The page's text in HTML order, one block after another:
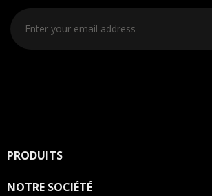
PRODUITS
NOTRE SOCIÉTÉ